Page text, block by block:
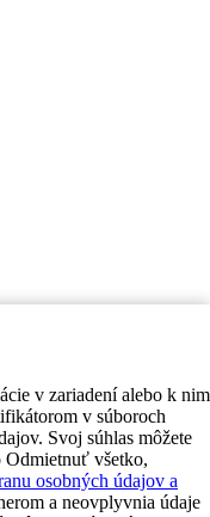
v zariadení alebo k nim
v súboroch
Svoj súhlas môžete
všetko,
osobných údajov a
a neovplyvnia údaje